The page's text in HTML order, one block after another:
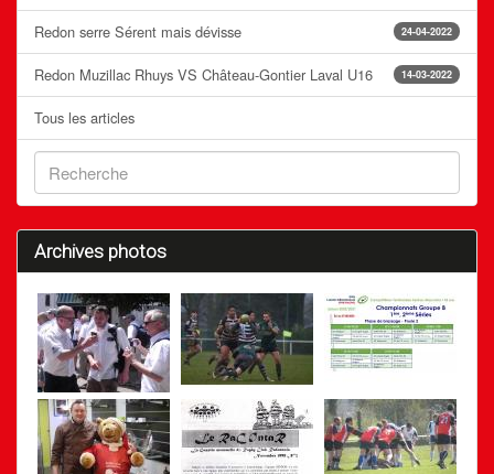
24-04-2022
Redon serre Sérent mais dévisse
14-03-2022
Redon Muzillac Rhuys VS Château-Gontier Laval U16
Tous les articles
Archives photos